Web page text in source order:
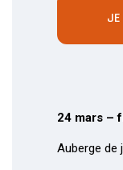
JE
24 mars –
Auberge de